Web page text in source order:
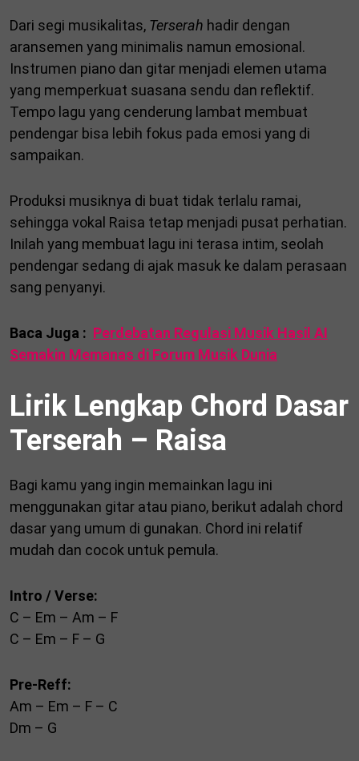
Dari segi musikalitas, Terserah hadir dengan
aransemen yang minimalis namun emosional.
Instrumen piano dan gitar menjadi elemen utama
yang memperkuat suasana sendu dan reflektif.
Tempo lagu yang cenderung lambat membuat
pendengar bisa lebih fokus pada emosi yang di
sampaikan.
Produksi musiknya di buat tidak terlalu ramai,
sehingga vokal Raisa tetap menjadi pusat perhatian.
Inilah yang membuat lagu ini terasa intim, seolah
pendengar sedang di ajak masuk ke dalam perasaan
sang penyanyi.
Baca Juga : Perdebatan Regulasi Musik Hasil AI
Semakin Memanas di Forum Musik Dunia
Lirik Lengkap Chord Dasar
Terserah – Raisa
Bagi kamu yang ingin memainkan lagu ini
menggunakan gitar atau piano, berikut adalah chord
dasar yang umum di gunakan. Chord ini relatif
mudah dan cocok untuk pemula.
Intro / Verse:
C – Em – Am – F
C – Em – F – G
Pre-Reff:
Am – Em – F – C
Dm – G